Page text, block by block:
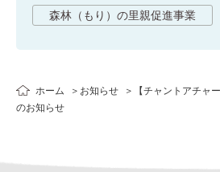
森林（もり）の里親促進事業
ホーム お知らせ
【チャントアチャ
のお知らせ